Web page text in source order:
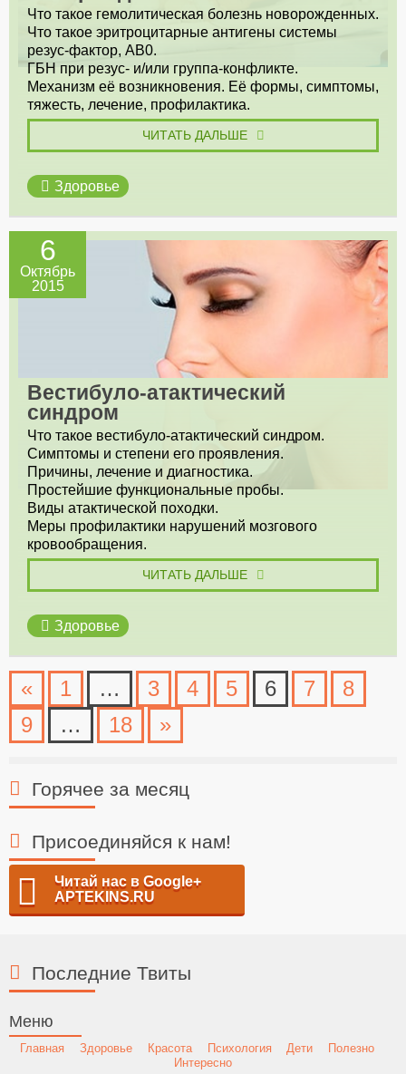
Что такое гемолитическая болезнь новорожденных.
Что такое эритроцитарные антигены системы
резус-фактор, АВ0.
ГБН при резус- и/или группа-конфликте.
Механизм её возникновения. Её формы, симптомы,
тяжесть, лечение, профилактика.
ЧИТАТЬ ДАЛЬШЕ
Здоровье
6
Октябрь
2015
Вестибуло-атактический
синдром
Что такое вестибуло-атактический синдром.
Симптомы и степени его проявления.
Причины, лечение и диагностика.
Простейшие функциональные пробы.
Виды атактической походки.
Меры профилактики нарушений мозгового
кровообращения.
ЧИТАТЬ ДАЛЬШЕ
Здоровье
« 1 … 3 4 5 6 7
8
9
… 18 »
Горячее за месяц
Присоединяйся к нам!
Читай нас в Google+
APTEKINS.RU
Последние Твиты
Меню
Главная Здоровье Красота Психология Дети
Полезно
Интересно